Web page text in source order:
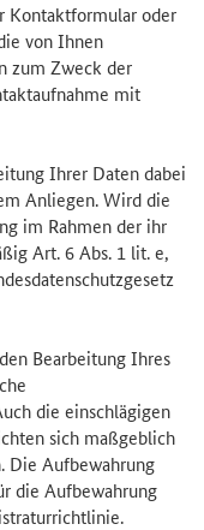
Kontaktformular oder
von Ihnen
zum Zweck der
mit
Ihrer Daten dabei
Anliegen. Wird die
im Rahmen der ihr
Art. 6 Abs. 1 lit. e,
Bearbeitung Ihres
die einschlägigen
sich maßgeblich
Die Aufbewahrung
die Aufbewahrung